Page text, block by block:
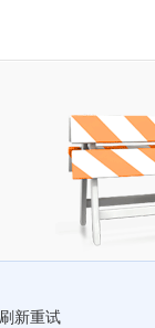
新重试